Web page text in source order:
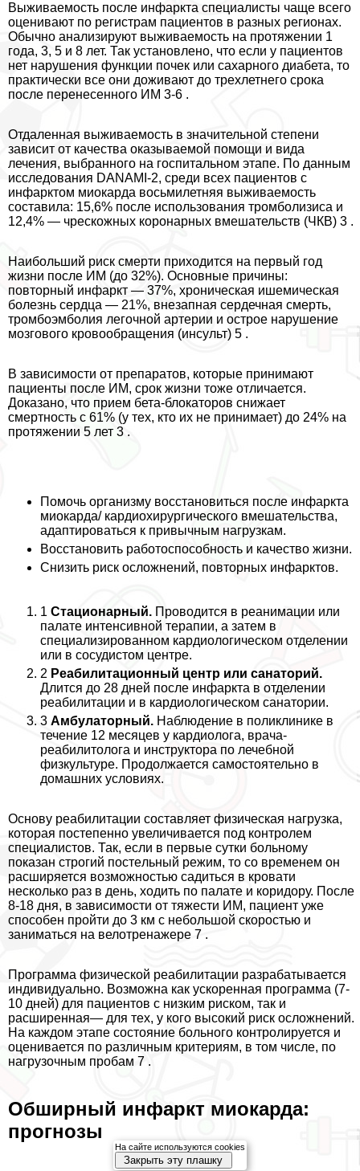
Выживаемость после инфаркта специалисты чаще всего
оценивают по регистрам пациентов в разных регионах.
Обычно анализируют выживаемость на протяжении 1
года, 3, 5 и 8 лет. Так установлено, что если у пациентов
нет нарушения функции почек или сахарного диабета, то
пpaктически все они доживают до трехлетнего срока
после перенесенного ИМ 3-6 .
Отдаленная выживаемость в значительной степени
зависит от качества оказываемой помощи и вида
лечения, выбранного на госпитальном этапе. По данным
исследования DANAMI-2, среди всех пациентов с
инфарктом миокарда восьмилетняя выживаемость
составила: 15,6% после использования тромболизиса и
12,4% — чрескожных коронарных вмешательств (ЧКВ) 3 .
Наибольший риск cмepти приходится на первый год
жизни после ИМ (до 32%). Основные причины:
повторный инфаркт — 37%, хроническая ишемическая
болезнь сердца — 21%, внезапная сердечная cмepть,
тромбоэмболия легочной артерии и острое нарушение
мозгового кровообращения (инсульт) 5 .
В зависимости от препаратов, которые принимают
пациенты после ИМ, срок жизни тоже отличается.
Доказано, что прием бета-блокаторов снижает
cмepтность с 61% (у тех, кто их не принимает) до 24% на
протяжении 5 лет 3 .
Помочь организму восстановиться после инфаркта
миокарда/ кардиохирургического вмешательства,
адаптироваться к привычным нагрузкам.
Восстановить работоспособность и качество жизни.
Снизить риск осложнений, повторных инфарктов.
1 Стационарный. Проводится в реанимации или
палате интенсивной терапии, а затем в
специализированном кардиологическом отделении
или в сосудистом центре.
2 Реабилитационный центр или санаторий.
Длится до 28 дней после инфаркта в отделении
реабилитации и в кардиологическом санатории.
3 Амбулаторный. Наблюдение в поликлинике в
течение 12 месяцев у кардиолога, врача-
реабилитолога и инструктора по лечебной
физкультуре. Продолжается самостоятельно в
домашних условиях.
Основу реабилитации составляет физическая нагрузка,
которая постепенно увеличивается под контролем
специалистов. Так, если в первые сутки больному
показан строгий пocтeльный режим, то со временем он
расширяется возможностью садиться в кровати
несколько раз в день, ходить по палате и коридору. После
8-18 дня, в зависимости от тяжести ИМ, пациент уже
способен пройти до 3 км с небольшой скоростью и
заниматься на велотренажере 7 .
Программа физической реабилитации разpaбатывается
индивидуально. Возможна как ускоренная программа (7-
10 дней) для пациентов с низким риском, так и
расширенная— для тех, у кого высокий риск осложнений.
На каждом этапе состояние больного контролируется и
оценивается по различным критериям, в том числе, по
нагрузочным пробам 7 .
Обширный инфаркт миокарда:
прогнозы
На сайте используются cookies
Закрыть эту плашку